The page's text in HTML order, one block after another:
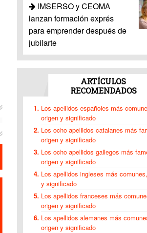
IMSERSO y CEOMA
lanzan formación exprés
para emprender después de
jubilarte
ARTÍCULOS
RECOMENDADOS
Los apellidos españoles más
origen y significado
Los ocho apellidos catalanes más
origen y significado
Los ocho apellidos gallegos más
origen y significado
Los apellidos ingleses más
y significado
Los apellidos franceses más
origen y significado
Los apellidos alemanes más
origen y significado